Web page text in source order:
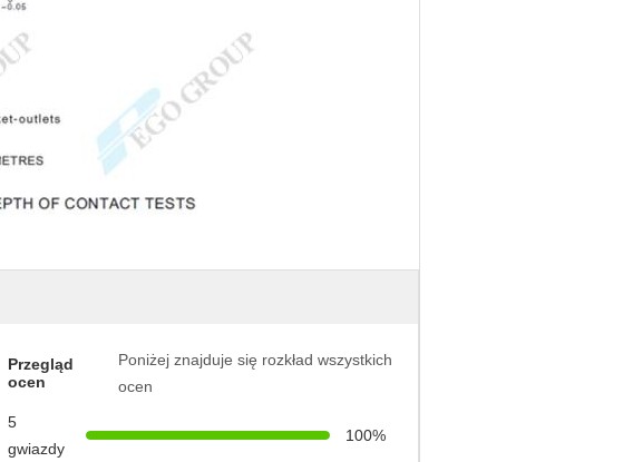
Przegląd
ocen
Poniżej znajduje się rozkład wszystkich
ocen
5
gwiazdy
100%